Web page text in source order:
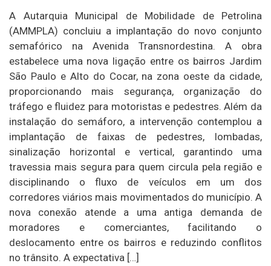
A Autarquia Municipal de Mobilidade de Petrolina
(AMMPLA) concluiu a implantação do novo conjunto
semafórico na Avenida Transnordestina. A obra
estabelece uma nova ligação entre os bairros Jardim
São Paulo e Alto do Cocar, na zona oeste da cidade,
proporcionando mais segurança, organização do
tráfego e fluidez para motoristas e pedestres. Além da
instalação do semáforo, a intervenção contemplou a
implantação de faixas de pedestres, lombadas,
sinalização horizontal e vertical, garantindo uma
travessia mais segura para quem circula pela região e
disciplinando o fluxo de veículos em um dos
corredores viários mais movimentados do município. A
nova conexão atende a uma antiga demanda de
moradores e comerciantes, facilitando o
deslocamento entre os bairros e reduzindo conflitos
no trânsito. A expectativa […]